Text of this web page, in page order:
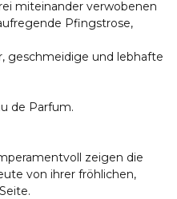
miteinander verwobenen
Pfingstrose,
geschmeidige und lebhafte
de Parfum.
zeigen die
von ihrer fröhlichen,